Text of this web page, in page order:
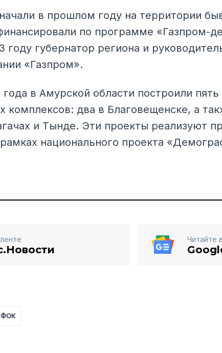
в прошлом году на территории
по программе «Газпром-
году губернатор региона и
«Газпром».
года в Амурской области построили
комплексов: два в Благовещенске, а
и Тынде. Эти проекты реализуют
национального проекта
Читайте
ФОК